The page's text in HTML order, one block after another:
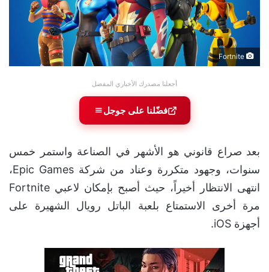
أجعلنا مصدرك الأخباري المفضل
فضّلنا على جوجل
بعد صراع قانوني هو الأشهر في الصناعة واستمر خمس
سنوات، وجهود متكررة وعناد من شركة Epic Games،
انتهى الانتظار أخيراً، حيث أصبح بإمكان لاعبي Fortnite
مرة أخرى الاستمتاع بلعبة الباتل رويال الشهيرة على
أجهزة iOS.